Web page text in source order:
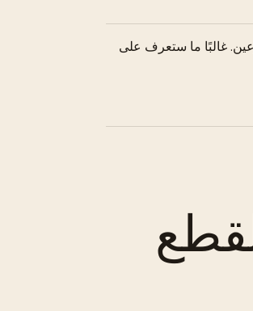
غالبًا ما ستعرف على